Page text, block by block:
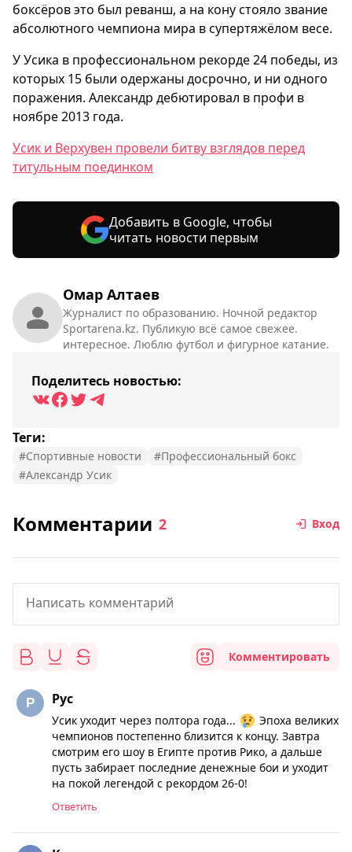
Омар Алтаев
Журналист по образованию. Ночной редактор
Sportarena.kz. Публикую всё самое свежее.
интересное. Люблю футбол и фигурное катание.
Поделитесь новостью:
Теги:
#Спортивные новости
#Профессиональный бокс
#Александр Усик
боксёров это был реванш, а на кону стояло звание
абсолютного чемпиона мира в супертяжёлом весе.
У Усика в профессиональном рекорде 24 победы, из
которых 15 были одержаны досрочно, и ни одного
поражения. Александр дебютировал в профи в
ноябре 2013 года.
Усик и Верхувен провели битву взглядов перед
титульным поединком
Добавить в Google, чтобы
читать новости первым
Комментарии 2 Вход
Комментировать
Рус
Усик уходит через полтора года...
Эпоха великих
чемпионов постепенно близится к концу. Завтра
смотрим его шоу в Египте против Рико, а дальше
пусть забирает последние денежные бои и уходит
на покой легендой с рекордом 26-0!
Ответить